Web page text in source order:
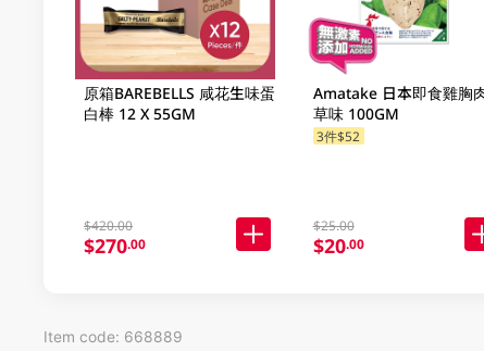
原箱BAREBELLS 咸花生味蛋
白棒 12 X 55GM
$420.00
$270.00
Amatake 日本即食雞胸
草味 100GM
3件$52
$25.00
$20.00
Item code: 668889